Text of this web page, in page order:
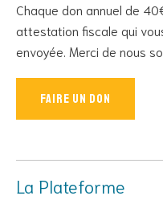
Chaque don annuel de
attestation fiscale qui
envoyée. Merci de nous
Faire un don
La Plateforme